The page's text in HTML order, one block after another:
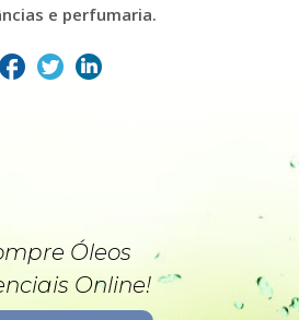
e perfumaria.
Óleos
Online!